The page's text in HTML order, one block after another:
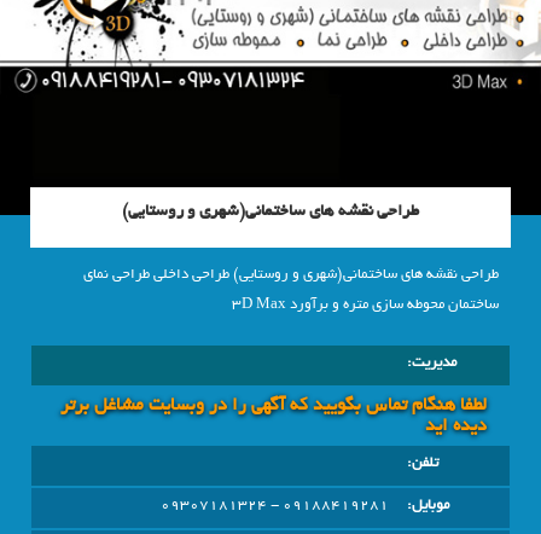
طراحی نقشه های ساختمانی(شهری و روستایی)
طراحی نقشه های ساختمانی(شهری و روستایی) طراحی داخلی طراحی نمای
ساختمان محوطه سازی متره و برآورد 3D Max
مدیریت:
لطفا هنگام تماس بگویید که آگهی را در وبسايت مشاغل برتر
دیده اید
تلفن:
موبایل:
09188419281 - 09307181324